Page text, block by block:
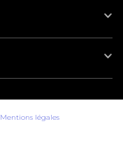
Mentions légales